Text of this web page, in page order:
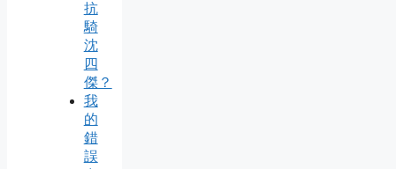
抗
騎
沈
四
傑？
我
的
錯
誤